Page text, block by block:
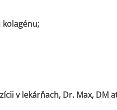
v lekárňach, Dr. Max, DM